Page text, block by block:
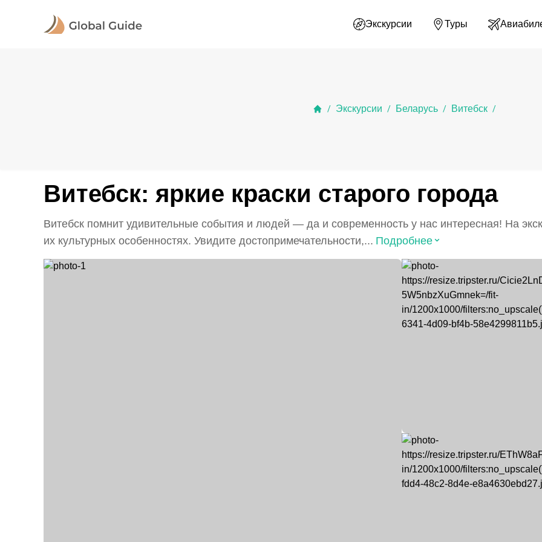
Экскурсии Туры
/ Экскурсии / Беларусь / Витебск /
Витебск: яркие краски старого города
Витебск помнит удивительные события и людей — да и современность у нас интересная! На
их культурных особенностях. Увидите достопримечательности,... Подробнее⌃